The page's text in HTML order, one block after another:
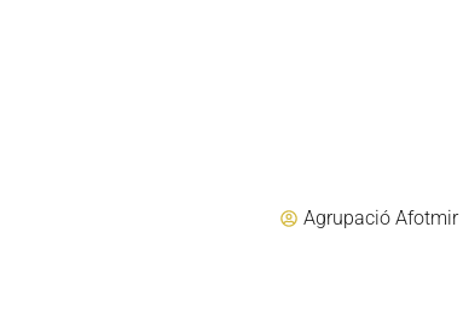
Agrupació Afotmir